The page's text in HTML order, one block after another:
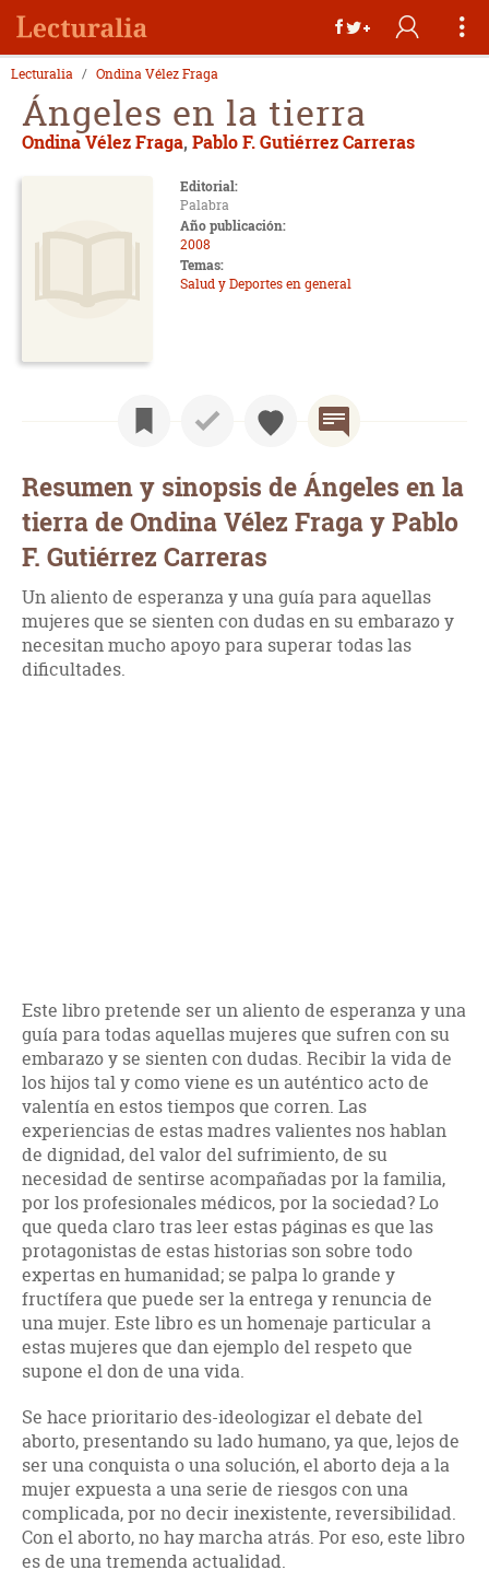
Lecturalia Ondina Vélez Fraga
Ángeles en la tierra
Ondina Vélez Fraga, Pablo F. Gutiérrez Carreras
Editorial:
Palabra
Año publicación:
2008
Temas:
Salud y Deportes en general
Resumen y sinopsis de Ángeles en la
tierra de Ondina Vélez Fraga y Pablo
F. Gutiérrez Carreras
Un aliento de esperanza y una guía para aquellas
mujeres que se sienten con dudas en su embarazo y
necesitan mucho apoyo para superar todas las
dificultades.
Este libro pretende ser un aliento de esperanza y una
guía para todas aquellas mujeres que sufren con su
embarazo y se sienten con dudas. Recibir la vida de
los hijos tal y como viene es un auténtico acto de
valentía en estos tiempos que corren. Las
experiencias de estas madres valientes nos hablan
de dignidad, del valor del sufrimiento, de su
necesidad de sentirse acompañadas por la familia,
por los profesionales médicos, por la sociedad? Lo
que queda claro tras leer estas páginas es que las
protagonistas de estas historias son sobre todo
expertas en humanidad; se palpa lo grande y
fructífera que puede ser la entrega y renuncia de
una mujer. Este libro es un homenaje particular a
estas mujeres que dan ejemplo del respeto que
supone el don de una vida.
Se hace prioritario des-ideologizar el debate del
aborto, presentando su lado humano, ya que, lejos de
ser una conquista o una solución, el aborto deja a la
mujer expuesta a una serie de riesgos con una
complicada, por no decir inexistente, reversibilidad.
Con el aborto, no hay marcha atrás. Por eso, este libro
es de una tremenda actualidad.